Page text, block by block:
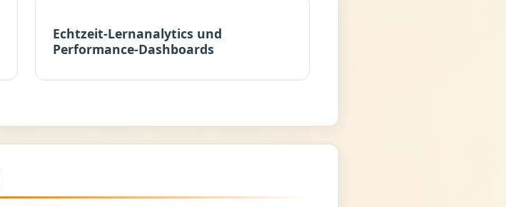
Echtzeit-Lernanalytics und
Performance-Dashboards